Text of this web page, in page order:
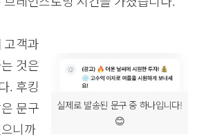
실제로 발송된 문구 중 하나입니다!
😊
고객과
것은
. 후킹
문구
니까